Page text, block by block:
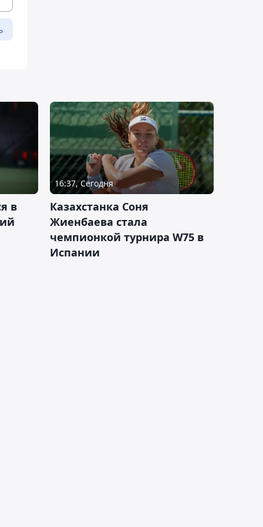
в
16:37, Сегодня
Казахстанка Соня
Жиенбаева стала
чемпионкой турнира W75 в
Испании